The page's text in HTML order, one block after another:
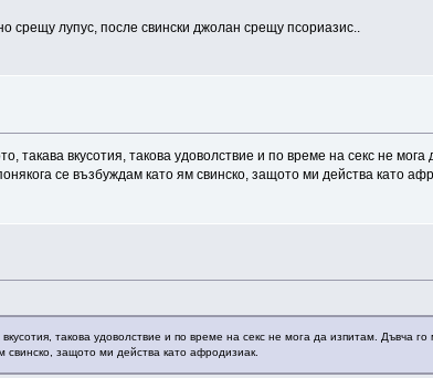
срещу лупус, после свински джолан срещу псориазис..
такава вкусотия, такова удоволствие и по време на секс не мога
се възбуждам като ям свинско, защото ми действа като
такова удоволствие и по време на секс не мога да изпитам. Дъвча
свинско, защото ми действа като афродизиак.